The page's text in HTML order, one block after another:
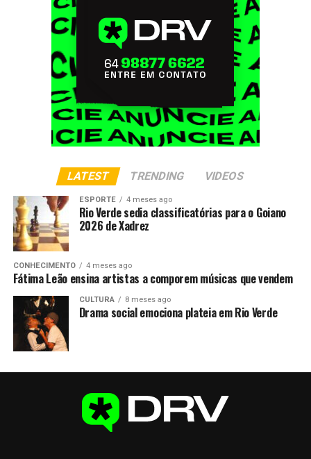
LATEST TRENDING VIDEOS
ESPORTE 4 meses ago
Rio Verde sedia classificatórias para o Goiano
2026 de Xadrez
CONHECIMENTO 4 meses ago
Fátima Leão ensina artistas a comporem músicas que vendem
CULTURA 8 meses ago
Drama social emociona plateia em Rio Verde